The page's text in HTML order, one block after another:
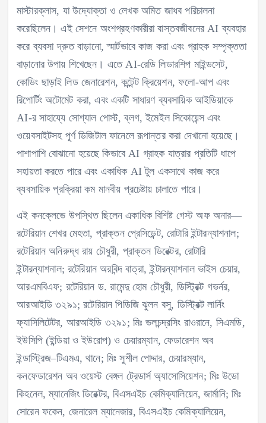
মাস্টারক্লাস, যা উদ্যোক্তা ও লেখক অমিত জাধব পরিচালনা
করেছিলেন। এই সেশনে অংশগ্রহণকারীরা বাস্তবজীবনের AI ব্যবহার
করে ব্যবসা দ্রুত বাড়ানো, স্মার্টভাবে কাজ করা এবং গ্রাহক সম্পৃক্ততা
বাড়ানোর উপায় শিখেছেন। এতে AI-রেডি লিডারশিপ মাইন্ডসেট,
কোডিং ছাড়াই লিড জেনারেশন, কন্টেন্ট ক্রিয়েশন, ফলো-আপ এবং
রিপোর্টিং অটোমেট করা, এবং একটি সাধারণ ব্যবসায়িক আইডিয়াকে
AI-র সাহায্যে সোশ্যাল পোস্ট, ব্লগ, ইমেইল সিকোয়েন্স এবং
ওয়েবসাইটসহ পূর্ণ ডিজিটাল ফানেলে রূপান্তর করা দেখানো হয়েছে।
পাশাপাশি বোঝানো হয়েছে কিভাবে AI গ্রাহক যাত্রার প্রতিটি ধাপে
সহায়তা করতে পারে এবং একাধিক AI টুল একসাথে কাজ করে
ব্যবসায়িক প্রক্রিয়া কম মানবীয় প্রচেষ্টায় চালাতে পারে।
এই কনক্লেভে উপস্থিত ছিলেন একাধিক বিশিষ্ট গেস্ট অফ অনার—
রটেরিয়ান শেখর মেহতা, প্রাক্তন প্রেসিডেন্ট, রোটারি ইন্টারন্যাশনাল;
রটেরিয়ান অনিরুদ্ধ রায় চৌধুরী, প্রাক্তন ডিরেক্টর, রোটারি
ইন্টারন্যাশনাল; রটেরিয়ান অরবিন্দ বাত্রা, ইন্টারন্যাশনাল ভাইস চেয়ার,
আরএমবিএফ; রটেরিয়ান ড. রামেন্দু হোম চৌধুরী, ডিস্ট্রিক্ট গভর্নর,
আরআইডি ৩২৯১; রটেরিয়ান পিডিজি ঝুলন বসু, ডিস্ট্রিক্ট লার্নিং
ফ্যাসিলিটেটর, আরআইডি ৩২৯১; মিঃ ভলচন্দ্রসিং রাওরানে, সিএমডি,
ইউসিপি (ইন্ডিয়া ও ইউরোপ) ও চেয়ারম্যান, ফেডারেশন অব
ইন্ডাস্ট্রিজ–টিএমএ, থানে; মিঃ সুশীল পোদ্দার, চেয়ারম্যান,
কনফেডারেশন অব ওয়েস্ট বেঙ্গল ট্রেডার্স অ্যাসোসিয়েশন; মিঃ উডো
কিহনেল, ম্যানেজিং ডিরেক্টর, বিএসএইচ কেমিক্যালিয়েন, জার্মানি; মিঃ
সোরেন ফকেন, জেনারেল ম্যানেজার, বিএসএইচ কেমিক্যালিয়েন,